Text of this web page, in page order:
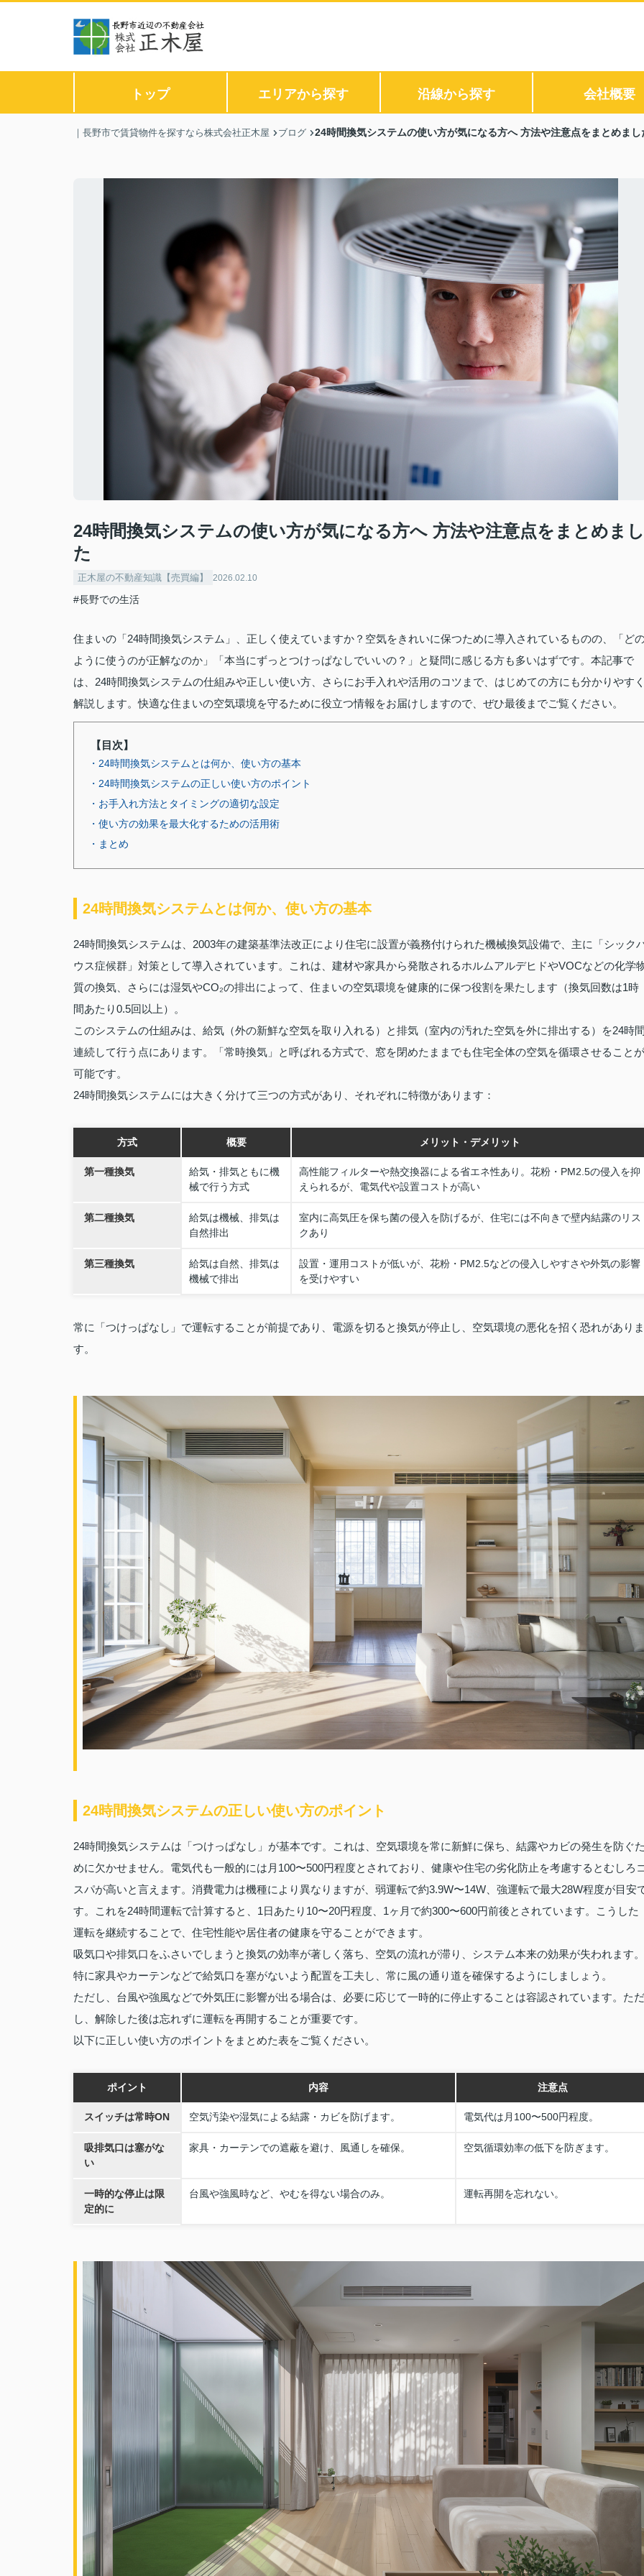
トップ エリアから探す 沿線から探す 会社概要
｜長野市で賃貸物件を探すなら株式会社正木屋 ブログ 24時間換気システムの使い方が気になる方へ 方法や注意点をまとめまし
24時間換気システムの使い方が気になる方へ 方法や注意点をまとめまし
た
正木屋の不動産知識【売買編】 2026.02.10
#長野での生活
住まいの「24時間換気システム」、正しく使えていますか？空気をきれいに保つために導入されているものの、「ど
ように使うのが正解なのか」「本当にずっとつけっぱなしでいいの？」と疑問に感じる方も多いはずです。本記事で
は、24時間換気システムの仕組みや正しい使い方、さらにお手入れや活用のコツまで、はじめての方にも分かりやす
解説します。快適な住まいの空気環境を守るために役立つ情報をお届けしますので、ぜひ最後までご覧ください。
【目次】
・24時間換気システムとは何か、使い方の基本
・24時間換気システムの正しい使い方のポイント
・お手入れ方法とタイミングの適切な設定
・使い方の効果を最大化するための活用術
・まとめ
24時間換気システムとは何か、使い方の基本
24時間換気システムは、2003年の建築基準法改正により住宅に設置が義務付けられた機械換気設備で、主に「シック
ウス症候群」対策として導入されています。これは、建材や家具から発散されるホルムアルデヒドやVOCなどの化学
質の換気、さらには湿気やCO₂の排出によって、住まいの空気環境を健康的に保つ役割を果たします（換気回数は1時
間あたり0.5回以上）。
このシステムの仕組みは、給気（外の新鮮な空気を取り入れる）と排気（室内の汚れた空気を外に排出する）を24時
連続して行う点にあります。「常時換気」と呼ばれる方式で、窓を閉めたままでも住宅全体の空気を循環させることが
可能です。
24時間換気システムには大きく分けて三つの方式があり、それぞれに特徴があります：
方式 概要 メリット・デメリット
第一種換気
給気・排気ともに機
械で行う方式
高性能フィルターや熱交換器による省エネ性あり。花粉・PM2.5の侵入を抑
えられるが、電気代や設置コストが高い
第二種換気
給気は機械、排気は
自然排出
室内に高気圧を保ち菌の侵入を防げるが、住宅には不向きで壁内結露のリス
クあり
第三種換気
給気は自然、排気は
機械で排出
設置・運用コストが低いが、花粉・PM2.5などの侵入しやすさや外気の影響
を受けやすい
常に「つけっぱなし」で運転することが前提であり、電源を切ると換気が停止し、空気環境の悪化を招く恐れがありま
す。
24時間換気システムの正しい使い方のポイント
24時間換気システムは「つけっぱなし」が基本です。これは、空気環境を常に新鮮に保ち、結露やカビの発生を防ぐ
めに欠かせません。電気代も一般的には月100〜500円程度とされており、健康や住宅の劣化防止を考慮するとむしろ
スパが高いと言えます。消費電力は機種により異なりますが、弱運転で約3.9W〜14W、強運転で最大28W程度が目安
す。これを24時間運転で計算すると、1日あたり10〜20円程度、1ヶ月で約300〜600円前後とされています。こうした
運転を継続することで、住宅性能や居住者の健康を守ることができます。
吸気口や排気口をふさいでしまうと換気の効率が著しく落ち、空気の流れが滞り、システム本来の効果が失われます。
特に家具やカーテンなどで給気口を塞がないよう配置を工夫し、常に風の通り道を確保するようにしましょう。
ただし、台風や強風などで外気圧に影響が出る場合は、必要に応じて一時的に停止することは容認されています。ただ
し、解除した後は忘れずに運転を再開することが重要です。
以下に正しい使い方のポイントをまとめた表をご覧ください。
ポイント 内容 注意点
スイッチは常時ON 空気汚染や湿気による結露・カビを防げます。 電気代は月100〜500円程度。
吸排気口は塞がな
い
家具・カーテンでの遮蔽を避け、風通しを確保。 空気循環効率の低下を防ぎます。
一時的な停止は限
定的に
台風や強風時など、やむを得ない場合のみ。 運転再開を忘れない。